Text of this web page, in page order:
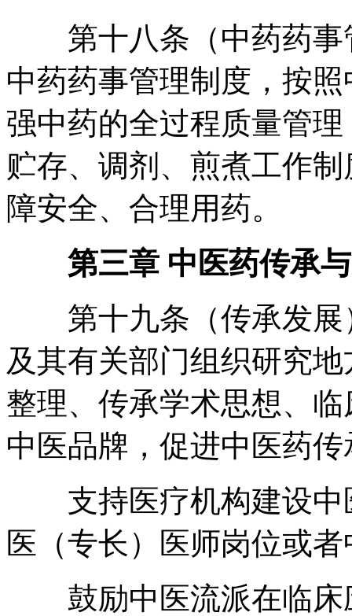
第十八条（中药药事
中药药事管理制度 ， 按照
强中药的全过程质量管理
贮存、调剂、煎煮工作
障安全、合理用药。
第三章 中医药传承与
第十九条（传承发展
及其有关部门组织研究
整理、传承学术思想、
中医品牌 ， 促进中医药传
支持医疗机构建设中
医（专长）医师岗位或
鼓励中医流派在临床